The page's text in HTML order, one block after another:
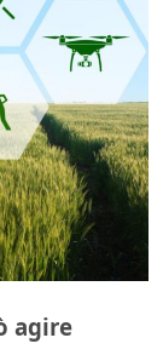
agire